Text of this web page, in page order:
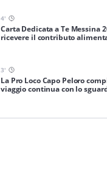
4'
Carta Dedicata a Te Messina
ricevere il contributo
3'
La Pro Loco Capo Peloro
viaggio continua con lo